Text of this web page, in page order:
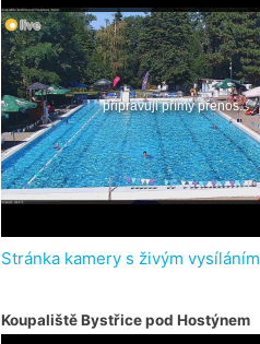
Stránka kamery s živým vysíláním
Koupaliště Bystřice pod Hostýnem